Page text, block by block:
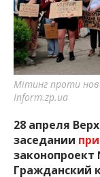
Мітинг проти
Inform.zp.ua
28 апреля
заседании
законопроект
Гражданский